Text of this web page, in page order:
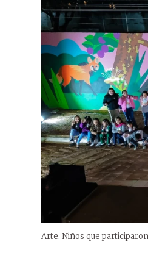
Arte. Niños que